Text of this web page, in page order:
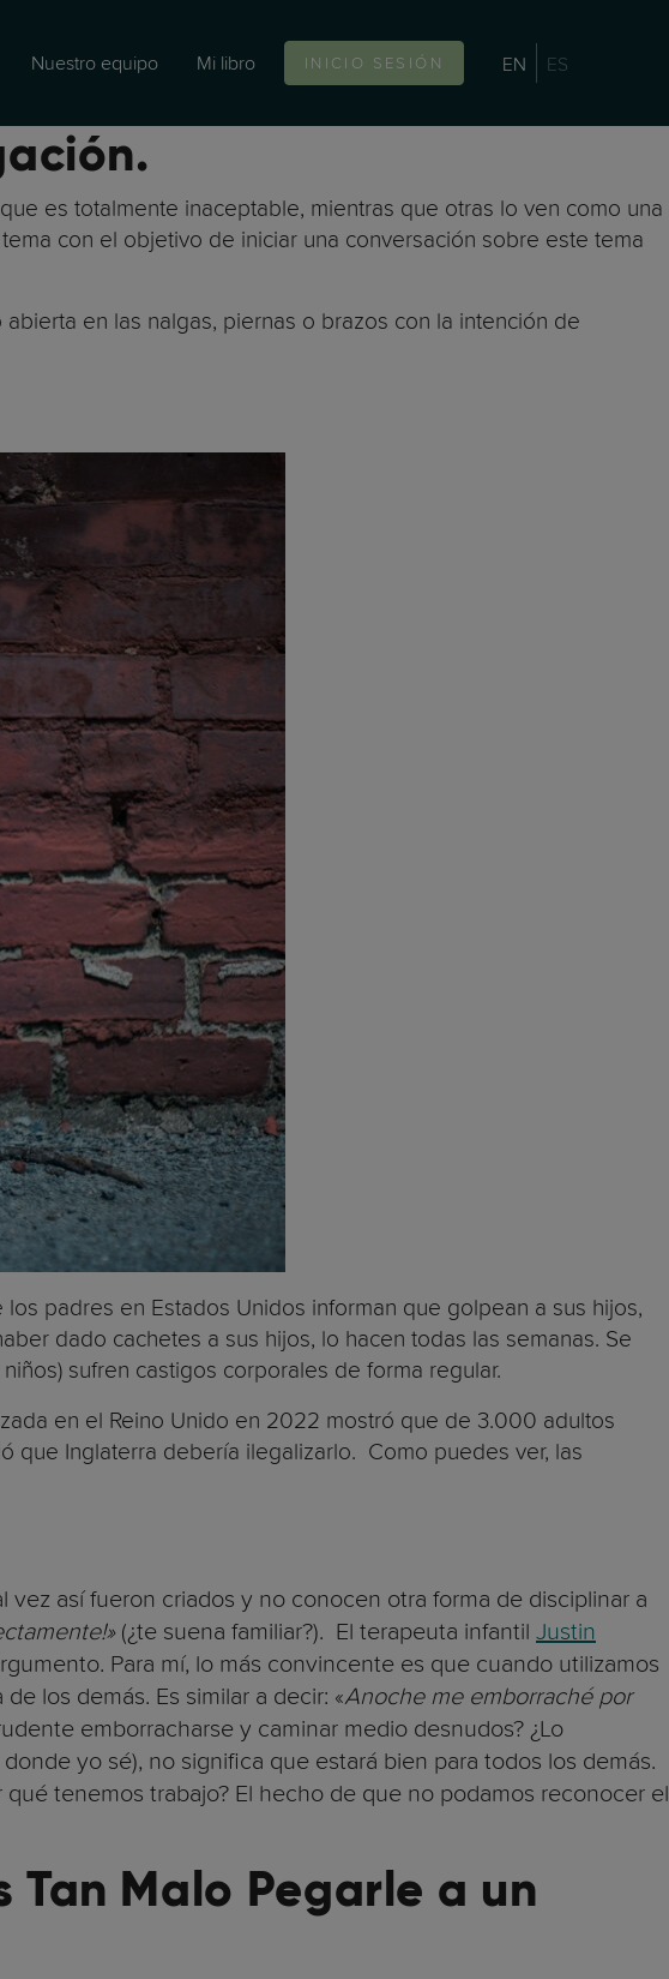
Nuestro equipo Mi libro INICIO SESIÓN EN ES
es totalmente inaceptable, mientras que otras lo ven como una
con el objetivo de iniciar una conversación sobre este tema
abierta en las nalgas, piernas o brazos con la intención de
padres en Estados Unidos informan que golpean a sus hijos,
dado cachetes a sus hijos, lo hacen todas las semanas. Se
sufren castigos corporales de forma regular.
en el Reino Unido en 2022 mostró que de 3.000 adultos
que Inglaterra debería ilegalizarlo. Como puedes ver, las
así fueron criados y no conocen otra forma de disciplinar a
(¿te suena familiar?). El terapeuta infantil Justin
Para mí, lo más convincente es que cuando utilizamos
los demás. Es similar a decir: «Anoche me emborraché por
emborracharse y caminar medio desnudos? ¿Lo
yo sé), no significa que estará bien para todos los demás.
qué tenemos trabajo? El hecho de que no podamos reconocer el
Tan Malo Pegarle a un